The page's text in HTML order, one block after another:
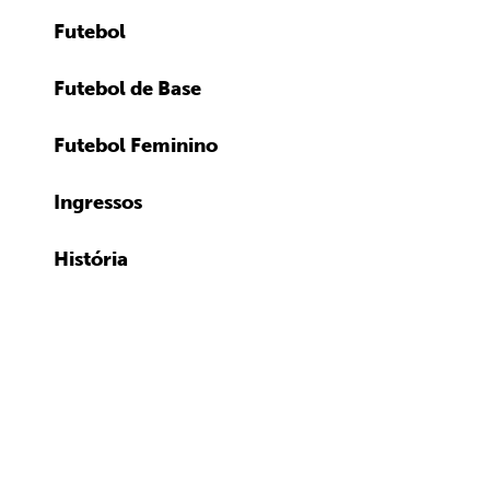
Futebol
Futebol de Base
Futebol Feminino
Ingressos
História